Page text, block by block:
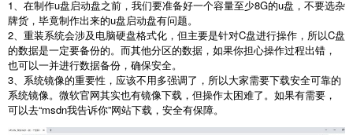
1、在制作u盘启动盘之前，我们要准备好一个容量至少8G的u盘，不要选杂
牌货，毕竟制作出来的u盘启动盘有问题。
2、重装系统会涉及电脑硬盘格式化，但主要是针对C盘进行操作，所以C盘
的数据是一定要备份的。而其他分区的数据，如果你担心操作过程出错，
也可以一并进行数据备份，确保安全。
3、系统镜像的重要性，应该不用多强调了，所以大家需要下载安全可靠的
系统镜像。微软官网其实也有镜像下载，但操作太困难了。如果有需要，
可以去“msdn我告诉你”网站下载，安全有保障。